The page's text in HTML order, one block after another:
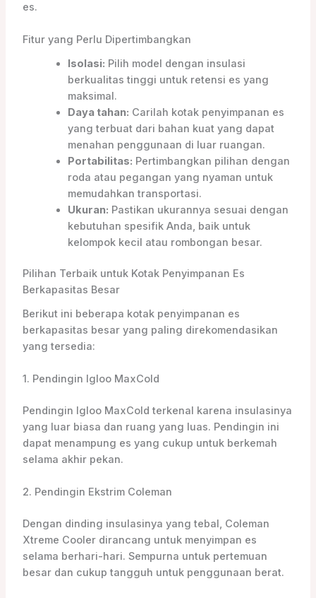
es.
Fitur yang Perlu Dipertimbangkan
Isolasi: Pilih model dengan insulasi
berkualitas tinggi untuk retensi es yang
maksimal.
Daya tahan: Carilah kotak penyimpanan es
yang terbuat dari bahan kuat yang dapat
menahan penggunaan di luar ruangan.
Portabilitas: Pertimbangkan pilihan dengan
roda atau pegangan yang nyaman untuk
memudahkan transportasi.
Ukuran: Pastikan ukurannya sesuai dengan
kebutuhan spesifik Anda, baik untuk
kelompok kecil atau rombongan besar.
Pilihan Terbaik untuk Kotak Penyimpanan Es
Berkapasitas Besar
Berikut ini beberapa kotak penyimpanan es
berkapasitas besar yang paling direkomendasikan
yang tersedia:
1. Pendingin Igloo MaxCold
Pendingin Igloo MaxCold terkenal karena insulasinya
yang luar biasa dan ruang yang luas. Pendingin ini
dapat menampung es yang cukup untuk berkemah
selama akhir pekan.
2. Pendingin Ekstrim Coleman
Dengan dinding insulasinya yang tebal, Coleman
Xtreme Cooler dirancang untuk menyimpan es
selama berhari-hari. Sempurna untuk pertemuan
besar dan cukup tangguh untuk penggunaan berat.